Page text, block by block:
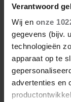
Verantwoord
Wij en onze
gegevens (bijv.
technologieën
apparaat op te
advertenties en